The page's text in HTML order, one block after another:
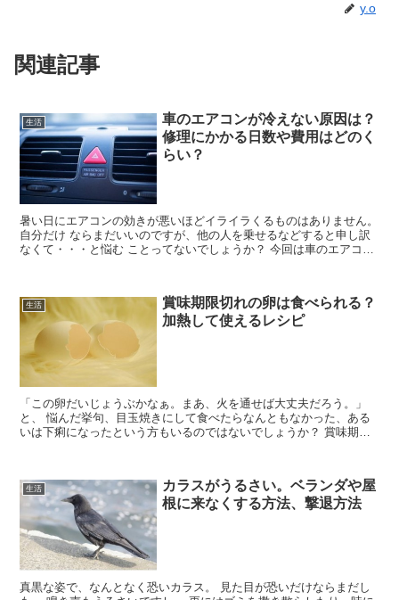
y.o
関連記事
生活
車のエアコンが冷えない原因は？
修理にかかる日数や費用はどのく
らい？
暑い日にエアコンの効きが悪いほどイライラくるものはありません。
自分だけ ならまだいいのですが、他の人を乗せるなどすると申し訳
なくて・・・と悩む ことってないでしょうか？ 今回は車のエアコン
生活
賞味期限切れの卵は食べられる？
加熱して使えるレシピ
「この卵だいじょうぶかなぁ。まあ、火を通せば大丈夫だろう。」
と、 悩んだ挙句、目玉焼きにして食べたらなんともなかった、ある
いは下痢になったという方もいるのではないでしょうか？ 賞味期限
生活
カラスがうるさい。ベランダや屋
根に来なくする方法、撃退方法
真黒な姿で、なんとなく恐いカラス。 見た目が恐いだけならまだし